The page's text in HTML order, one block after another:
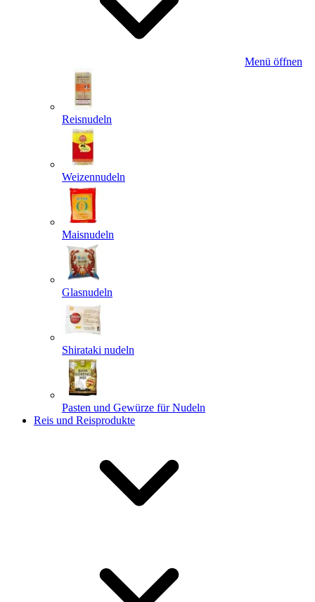
Menü öffnen
Reisnudeln
Weizennudeln
Maisnudeln
Glasnudeln
Shirataki nudeln
Pasten und Gewürze für Nudeln
Reis und Reisprodukte